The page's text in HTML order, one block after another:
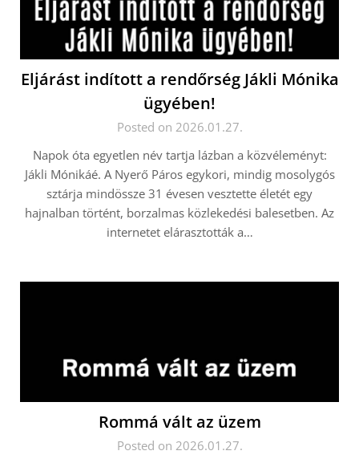
Eljárást indított a rendőrség Jákli Mónika
ügyében!
Posted on 2026.01.27.
Napok óta egyetlen név tartja lázban a közvéleményt:
Jákli Mónikáé. A Nyerő Páros egykori, mindig mosolygós
sztárja mindössze 31 évesen vesztette életét egy
hajnalban történt, borzalmas közlekedési balesetben. Az
internetet elárasztották a…
Rommá vált az üzem
Posted on 2026.01.27.